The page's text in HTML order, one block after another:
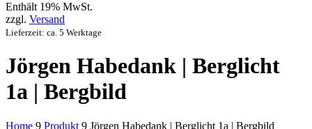
Enthält 19% MwSt.
zzgl. Versand
Lieferzeit: ca. 5 Werktage
Jörgen Habedank | Berglicht
1a | Bergbild
Home 9 Produkt 9 Jörgen Habedank | Berglicht 1a | Bergbild